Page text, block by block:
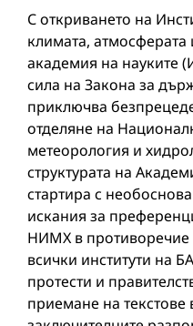
С откриването на
климата, атмосферата
академия на науките
сила на Закона за
приключва
отделяне на
метеорология и
структурата на
стартира с
искания за
НИМХ в противоречие
всички институти на
протести и
приемане на текстове